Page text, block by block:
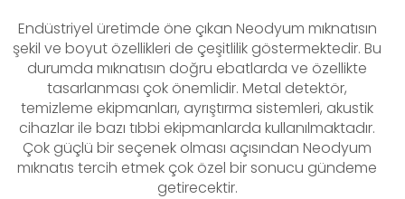
Endüstriyel üretimde öne çıkan Neodyum mıknatısın
şekil ve boyut özellikleri de çeşitlilik göstermektedir. Bu
durumda mıknatısın doğru ebatlarda ve özellikte
tasarlanması çok önemlidir. Metal detektör,
temizleme ekipmanları, ayrıştırma sistemleri, akustik
cihazlar ile bazı tıbbi ekipmanlarda kullanılmaktadır.
Çok güçlü bir seçenek olması açısından Neodyum
mıknatıs tercih etmek çok özel bir sonucu gündeme
getirecektir.